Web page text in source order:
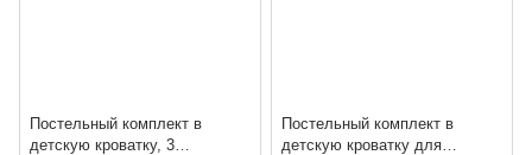
Постельный комплект в
детскую кроватку, 3
Постельный комплект в
детскую кроватку для